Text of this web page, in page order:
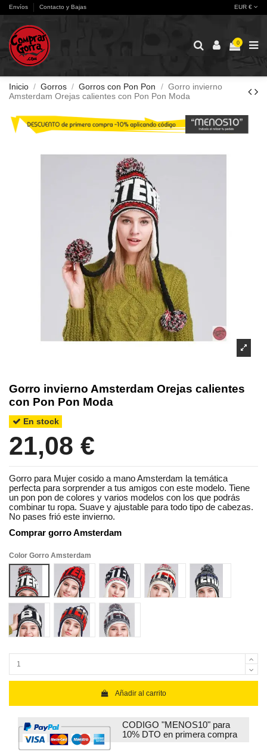
Envíos Contacto y Bajas EUR €
0
Inicio Gorros Gorros con Pon Pon
Gorro invierno
Amsterdam Orejas calientes con Pon Pon Moda
Gorro invierno Amsterdam Orejas calientes
con Pon Pon Moda
En stock
21,08 €
Gorro para Mujer cosido a mano Amsterdam la temática
perfecta para sorprender a tus amigos con este modelo. Tiene
un pon pon de colores y varios modelos con los que podrás
combinar tu ropa. Suave y ajustable para todo tipo de cabezas.
No pases frió este invierno.
Comprar gorro Amsterdam
Color Gorro Amsterdam
1
2 3 4 5
6 7 8
Añadir al carrito
CODIGO "MENOS10" para
10% DTO en primera compra